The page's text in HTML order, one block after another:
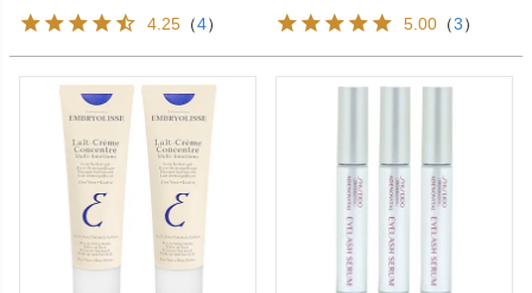
4.25 （4）
5.00 （3）